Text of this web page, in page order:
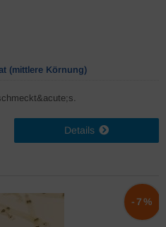
(mittlere Körnung)
Details
-7%